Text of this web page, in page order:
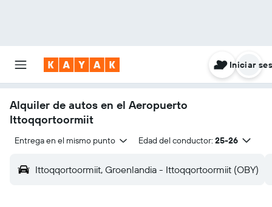
Iniciar
Alquiler de autos en el Aeropuerto
Ittoqqortoormiit
Entrega en el mismo punto Edad del conductor: 25-26
Ittoqqortoormiit, Groenlandia - Ittoqqortoormiit (OBY)